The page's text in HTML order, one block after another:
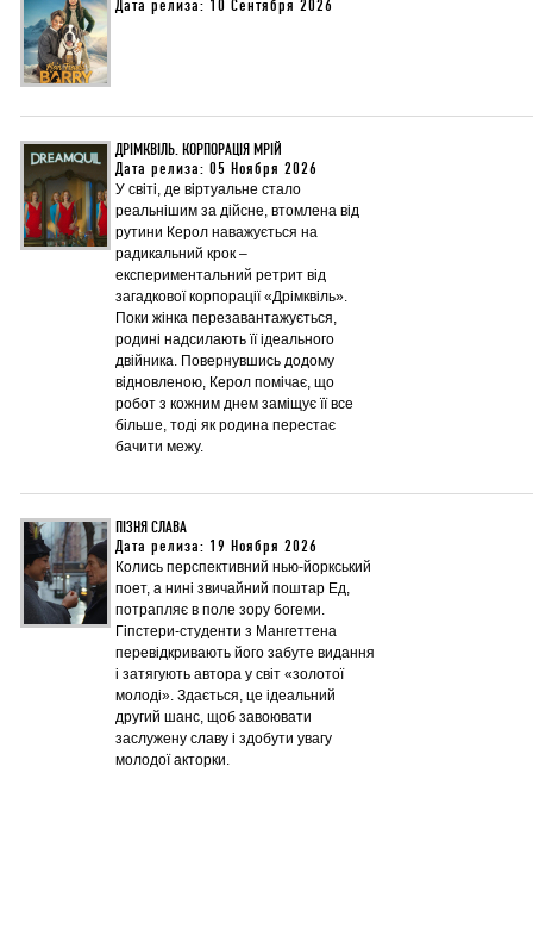
Дата релиза: 10 Сентября 2026
ДРІМКВІЛЬ. КОРПОРАЦІЯ МРІЙ
Дата релиза: 05 Ноября 2026
У світі, де віртуальне стало
реальнішим за дійсне, втомлена від
рутини Керол наважується на
радикальний крок –
експериментальний ретрит від
загадкової корпорації «Дрімквіль».
Поки жінка перезавантажується,
родині надсилають її ідеального
двійника. Повернувшись додому
відновленою, Керол помічає, що
робот з кожним днем заміщує її все
більше, тоді як родина перестає
бачити межу.
ПІЗНЯ СЛАВА
Дата релиза: 19 Ноября 2026
Колись перспективний нью-йоркський
поет, а нині звичайний поштар Ед,
потрапляє в поле зору богеми.
Гіпстери-студенти з Мангеттена
перевідкривають його забуте видання
і затягують автора у світ «золотої
молоді». Здається, це ідеальний
другий шанс, щоб завоювати
заслужену славу і здобути увагу
молодої акторки.